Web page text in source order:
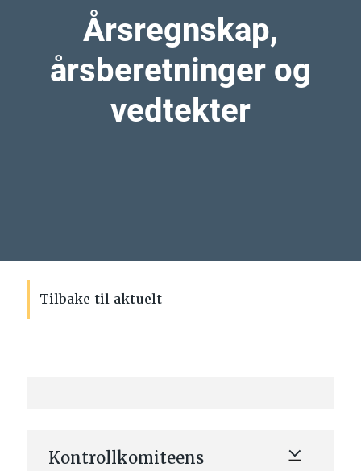
Årsregnskap,
årsberetninger og
vedtekter
Tilbake til aktuelt
Kontrollkomiteens